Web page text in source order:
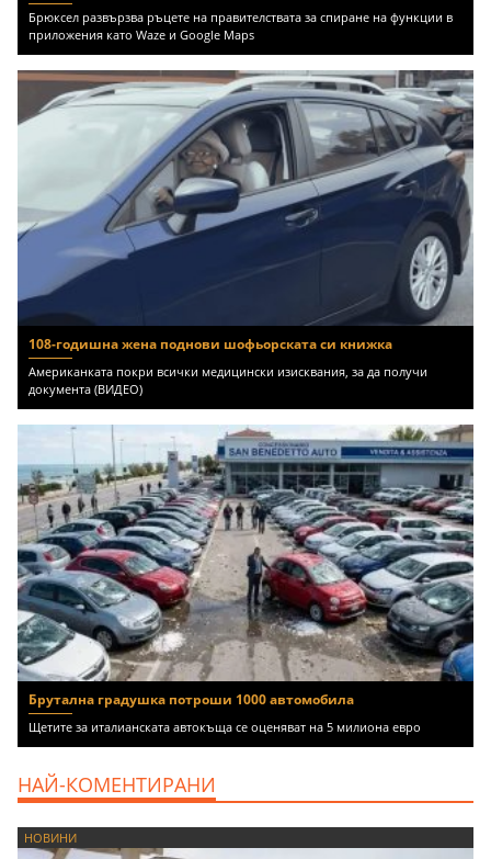
Брюксел развързва ръцете на правителствата за спиране на функции в
приложения като Waze и Google Maps
108-годишна жена поднови шофьорската си книжка
Американката покри всички медицински изисквания, за да получи
документа (ВИДЕО)
Брутална градушка потроши 1000 автомобила
Щетите за италианската автокъща се оценяват на 5 милиона евро
НАЙ-КОМЕНТИРАНИ
НОВИНИ